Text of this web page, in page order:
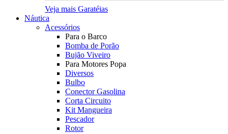
Veja mais Garatéias
Náutica
Acessórios
Para o Barco
Bomba de Porão
Bujão Viveiro
Para Motores Popa
Diversos
Bulbo
Conector Gasolina
Corta Circuito
Kit Mangueira
Pescador
Rotor